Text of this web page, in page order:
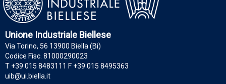
Unione Industriale Biellese
Via Torino, 56 13900 Biella (Bi)
Codice Fisc. 81000290023
T +39 015 8483111 F +39 015 8495363
uib@ui.biella.it